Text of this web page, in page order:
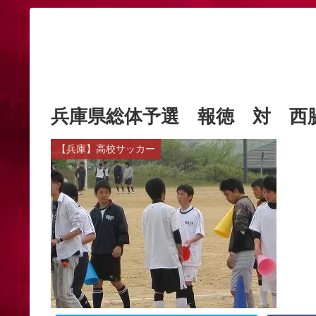
兵庫県総体予選 報徳 対 西
【兵庫】高校サッカー